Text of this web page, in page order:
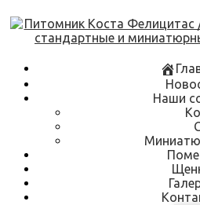
Skip
to
Наши